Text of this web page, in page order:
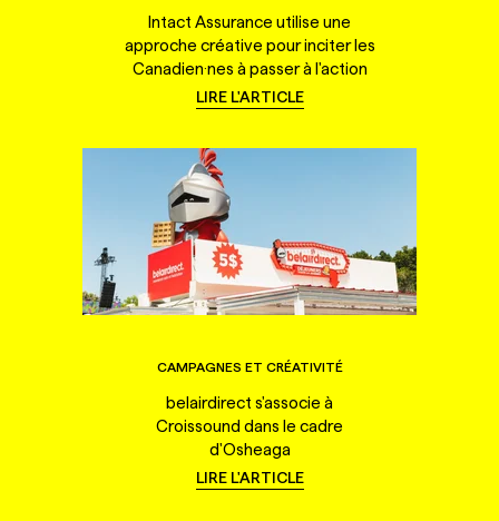
Intact Assurance utilise une
approche créative pour inciter les
Canadien·nes à passer à l'action
LIRE L'ARTICLE
CAMPAGNES ET CRÉATIVITÉ
belairdirect s'associe à
Croissound dans le cadre
d'Osheaga
LIRE L'ARTICLE